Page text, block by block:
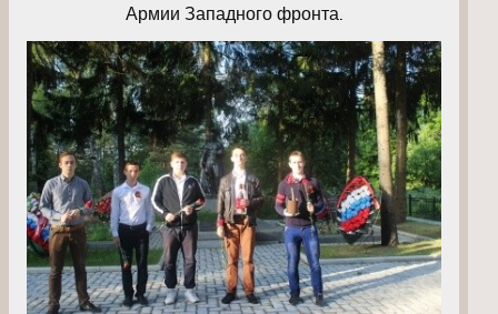
Армии Западного фронта.